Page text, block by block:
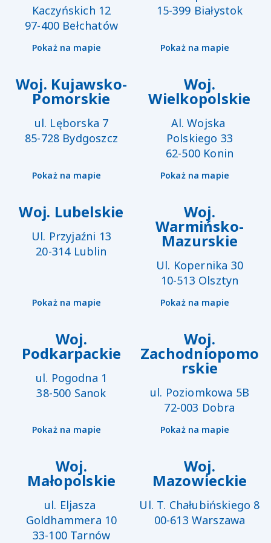
FAQ - HMV
Poradniki Wentylacji
Mechanicznej
Kaczyńskich 12
97-400 Bełchatów
Pokaż na mapie
15-399 Białystok
Pokaż na mapie
Woj. Kujawsko-
Pomorskie
ul. Lęborska 7
85-728 Bydgoszcz
Pokaż na mapie
Woj.
Wielkopolskie
Al. Wojska
Polskiego 33
62-500 Konin
Pokaż na mapie
Woj. Lubelskie
Ul. Przyjaźni 13
20-314 Lublin
Pokaż na mapie
Woj.
Warmińsko-
Mazurskie
Ul. Kopernika 30
10-513 Olsztyn
Pokaż na mapie
Woj.
Podkarpackie
ul. Pogodna 1
38-500 Sanok
Pokaż na mapie
Woj.
Zachodniopomo
rskie
ul. Poziomkowa 5B
72-003 Dobra
Pokaż na mapie
Woj.
Małopolskie
ul. Eljasza
Goldhammera 10
33-100 Tarnów
Woj.
Mazowieckie
Ul. T. Chałubińskiego 8
00-613 Warszawa